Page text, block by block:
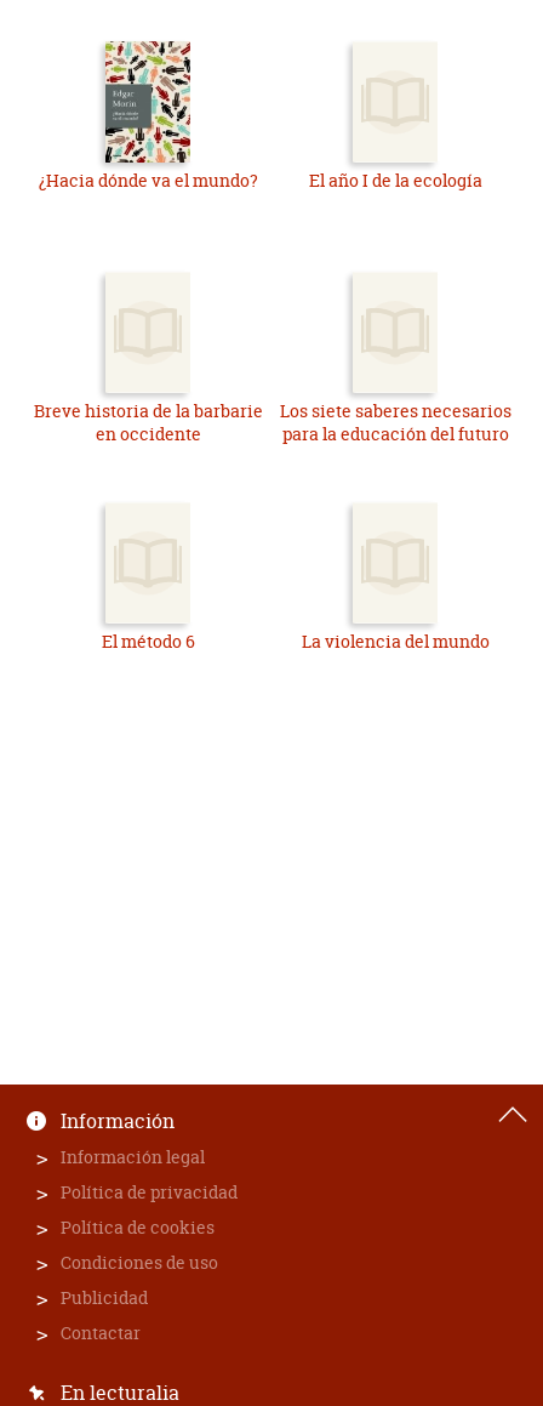
¿Hacia dónde va el mundo? El año I de la ecología
Breve historia de la barbarie
en occidente
Los siete saberes necesarios
para la educación del futuro
El método 6 La violencia del mundo
Información
Información legal
Política de privacidad
Política de cookies
Condiciones de uso
Publicidad
Contactar
En lecturalia